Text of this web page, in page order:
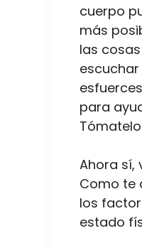
cuerpo
más
las
para
Ahora sí,
Como te
los
estado